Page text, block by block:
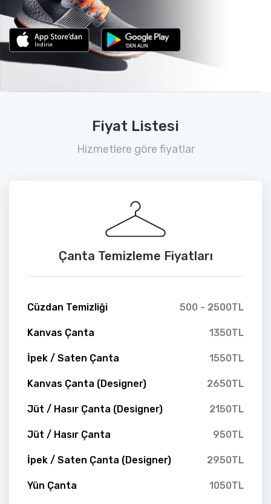
Fiyat Listesi
Hizmetlere göre fiyatlar
Çanta Temizleme Fiyatları
Cüzdan Temizliği 500 - 2500TL
Kanvas Çanta 1350TL
İpek / Saten Çanta 1550TL
Kanvas Çanta (Designer) 2650TL
Jüt / Hasır Çanta (Designer) 2150TL
Jüt / Hasır Çanta 950TL
İpek / Saten Çanta (Designer) 2950TL
Yün Çanta 1050TL